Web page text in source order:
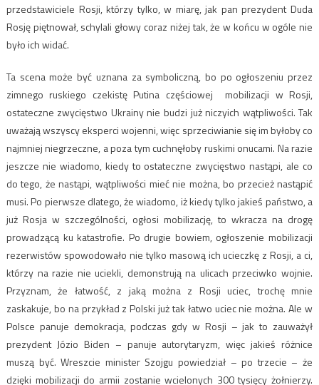
przedstawiciele Rosji, którzy tylko, w miarę, jak pan prezydent Duda
Rosję piętnował, schylali głowy coraz niżej tak, że w końcu w ogóle nie
było ich widać.
Ta scena może być uznana za symboliczną, bo po ogłoszeniu przez
zimnego ruskiego czekistę Putina częściowej mobilizacji w Rosji,
ostateczne zwycięstwo Ukrainy nie budzi już niczyich wątpliwości. Tak
uważają wszyscy eksperci wojenni, więc sprzeciwianie się im byłoby co
najmniej niegrzeczne, a poza tym cuchnęłoby ruskimi onucami. Na razie
jeszcze nie wiadomo, kiedy to ostateczne zwycięstwo nastąpi, ale co
do tego, że nastąpi, wątpliwości mieć nie można, bo przecież nastąpić
musi. Po pierwsze dlatego, że wiadomo, iż kiedy tylko jakieś państwo, a
już Rosja w szczególności, ogłosi mobilizację, to wkracza na drogę
prowadzącą ku katastrofie. Po drugie bowiem, ogłoszenie mobilizacji
rezerwistów spowodowało nie tylko masową ich ucieczkę z Rosji, a ci,
którzy na razie nie uciekli, demonstrują na ulicach przeciwko wojnie.
Przyznam, że łatwość, z jaką można z Rosji uciec, trochę mnie
zaskakuje, bo na przykład z Polski już tak łatwo uciec nie można. Ale w
Polsce panuje demokracja, podczas gdy w Rosji – jak to zauważył
prezydent Józio Biden – panuje autorytaryzm, więc jakieś różnice
muszą być. Wreszcie minister Szojgu powiedział – po trzecie – że
dzięki mobilizacji do armii zostanie wcielonych 300 tysięcy żołnierzy.